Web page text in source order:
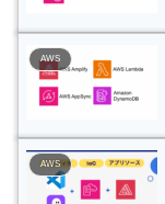
AWS
AWS